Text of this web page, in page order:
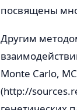
посвящены
Другим
Monte Carlo,
(http://